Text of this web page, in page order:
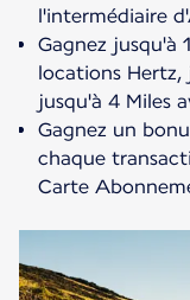
l'intermédiaire
Gagnez jusqu'à
locations Hertz,
jusqu'à 4 Miles
Gagnez un
chaque
Carte